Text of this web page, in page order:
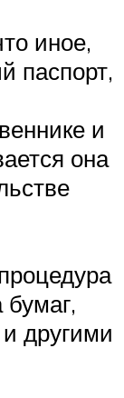
иное,
паспорт,
и
она
бумаг,
другими